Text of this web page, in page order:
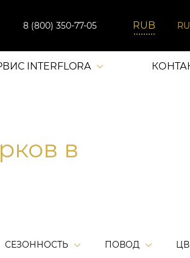
8 (800) 350-77-05 RU
INTERFLORA
в
СЕЗОННОСТЬ ПОВОД